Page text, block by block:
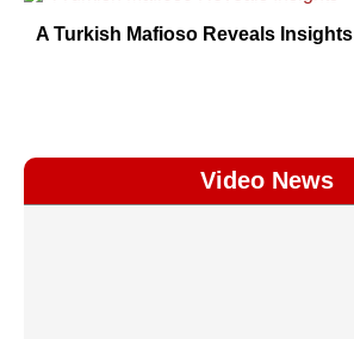
A Turkish Mafioso Reveals Insights
Video News